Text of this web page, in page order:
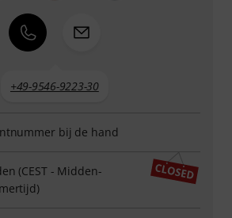
+49-9546-9223-30
bij de hand
(CEST - Midden-